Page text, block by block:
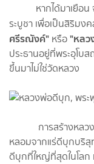
หากได้มาเยือน จั
ระบูชา เพื่อเป็นสิริม
ศรีรณังค์" หรือ"หล
ประธานอยู่ที่พระอุโบ
ขึ้นมาไม่ใช่วัดหลวง
การสร้างหลวงพ่อ
หลอมจากแร่ดีบุกบริ
ดีบุกที่ใหญ่ที่สุดในโลก